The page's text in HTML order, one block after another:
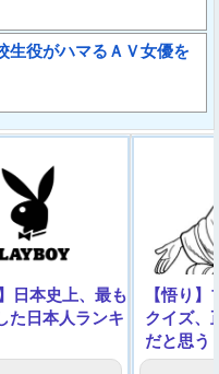
生役がハマるＡＶ女優を
日本史上、最も
た日本人ランキ
！！！！！！！
【悟り
クイズ、
だと思う